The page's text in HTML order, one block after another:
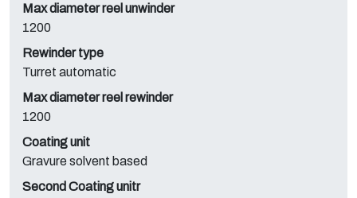
Max diameter reel unwinder
1200
Rewinder type
Turret automatic
Max diameter reel rewinder
1200
Coating unit
Gravure solvent based
Second Coating unitr